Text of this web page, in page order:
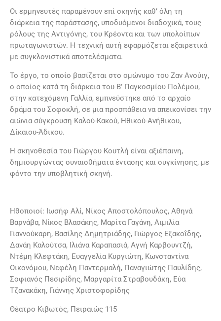
Οι ερμηνευτές παραμένουν επί σκηνής καθ’ όλη τη
διάρκεια της παράστασης, υποδυόμενοι διαδοχικά, τους
ρόλους της Αντιγόνης, του Κρέοντα και των υπολοίπων
πρωταγωνιστών. Η τεχνική αυτή εφαρμόζεται εξαιρετικά
με συγκλονιστικά αποτελέσματα.
Το έργο, το οποίο βασίζεται στο ομώνυμο του Ζαν Ανούιγ,
ο οποίος κατά τη διάρκεια του Β’ Παγκοσμίου Πολέμου,
στην κατεχόμενη Γαλλία, εμπνεύστηκε από το αρχαίο
δράμα του Σοφοκλή, σε μια προσπάθεια να απεικονίσει την
αιώνια σύγκρουση Καλού-Κακού, Ηθικού-Ανήθικου,
Δίκαιου-Άδικου.
Η σκηνοθεσία του Γιώργου Κουτλή είναι αξιέπαινη,
δημιουργώντας συναισθήματα έντασης και συγκίνησης, με
φόντο την υποβλητική σκηνή.
Ηθοποιοί: Ιωσήφ Αλί, Νίκος Αποστολόπουλος, Αθηνά
Βαρνάβα, Νίκος Βλασάκης, Μαρίτα Γαγάνη, Αιμιλία
Γιαννούκαρη, Βασίλης Δημητριάδης, Γιώργος Εξακοΐδης,
Δανάη Καλούτσα, Ιλιάνα Καραπασιά, Αγνή Καρβουντζή,
Ντέμη Κλεφτάκη, Ευαγγελία Κυργιώτη, Κωνσταντίνα
Οικονόμου, Νεφέλη Παντερμαλή, Παναγιώτης Παυλίδης,
Σοφιανός Πεσιρίδης, Μαργαρίτα Στραβουδάκη, Εύα
Τζανακάκη, Γιάννης Χριστοφορίδης
Θέατρο Κιβωτός, Πειραιώς 115